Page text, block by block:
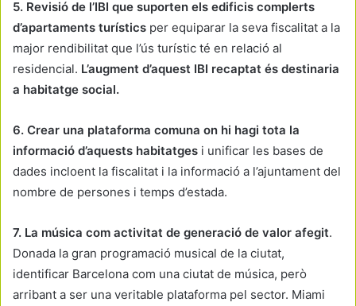
5. Revisió de l’IBI que suporten els edificis complerts
d’apartaments turístics per equiparar la seva fiscalitat a la
major rendibilitat que l’ús turístic té en relació al
residencial. L’augment d’aquest IBI recaptat és destinaria
a habitatge social.
6. Crear una plataforma comuna on hi hagi tota la
informació d’aquests habitatges i unificar les bases de
dades incloent la fiscalitat i la informació a l’ajuntament del
nombre de persones i temps d’estada.
7. La música com activitat de generació de valor afegit.
Donada la gran programació musical de la ciutat,
identificar Barcelona com una ciutat de música, però
arribant a ser una veritable plataforma pel sector. Miami